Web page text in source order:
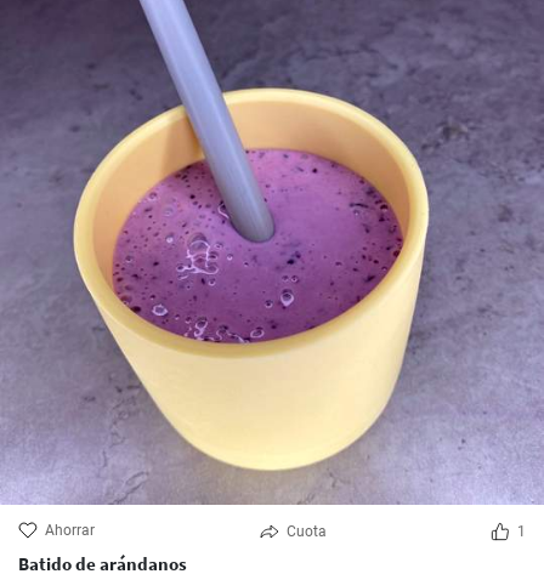
Ahorrar Cuota 1
Batido de arándanos